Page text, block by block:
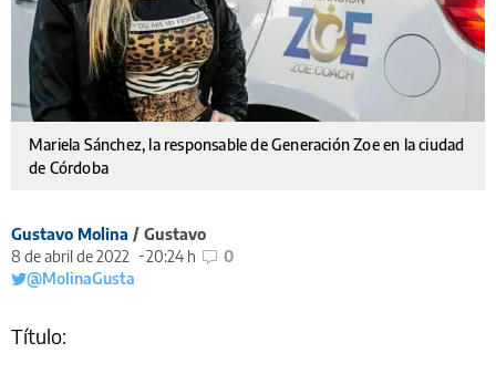
Mariela Sánchez, la responsable de Generación Zoe en la ciudad
de Córdoba
Gustavo Molina / Gustavo
8 de abril de 2022
20:24 h
0
@MolinaGusta
Título: